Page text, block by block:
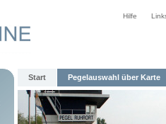
Hilfe
Start Pegelauswahl über Karte